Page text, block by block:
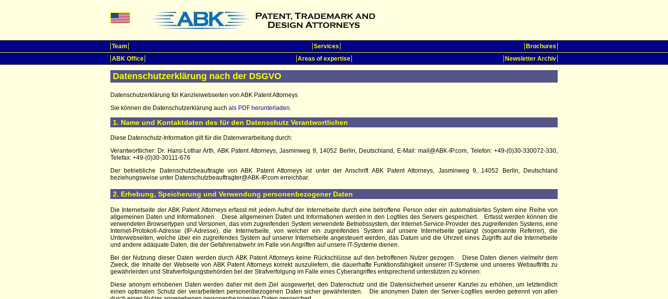
Team Services
Brochures
ABK Office
Areas of expertise Newsletter Archiv
Datenschutzerklärung nach der DSGVO
Datenschutzerklärung für Kanzleiwebseiten von ABK Patent Attorneys
Sie können die Datenschutzerklärung auch als PDF herunterladen.
1. Name und Kontaktdaten des für den Datenschutz Verantwortlichen
Diese Datenschutz-Information gilt für die Datenverarbeitung durch:
Verantwortlicher: Dr. Hans-Lothar Arth, ABK Patent Attorneys, Jasminweg 9, 14052 Berlin, Deutschland, E-Mail: mail@ABK-IP.com, Telefon: +49-(0)30-330072-330,
Telefax: +49-(0)30-30111-676
Der betriebliche Datenschutzbeauftragte von ABK Patent Attorneys ist unter der Anschrift ABK Patent Attorneys, Jasminweg 9, 14052 Berlin, Deutschland
beziehungsweise unter Datenschutzbeauftragter@ABK-IP.com erreichbar.
2. Erhebung, Speicherung und Verwendung personenbezogener Daten
Die Internetseite der ABK Patent Attorneys erfasst mit jedem Aufruf der Internetseite durch eine betroffene Person oder ein automatisiertes System eine Reihe von
allgemeinen Daten und Informationen.
Diese allgemeinen Daten und Informationen werden in den Logfiles des Servers gespeichert.
Erfasst werden können die
verwendeten Browsertypen und Versionen, das vom zugreifenden System verwendete Betriebssystem, der Internet-Service-Provider des zugreifenden Systems, eine
Internet-Protokoll-Adresse (IP-Adresse), die Internetseite, von welcher ein zugreifendes System auf unsere Internetseite gelangt (sogenannte Referrer), die
Unterwebseiten, welche über ein zugreifendes System auf unserer Internetseite angesteuert werden, das Datum und die Uhrzeit eines Zugriffs auf die Internetseite
und andere adäquate Daten, die der Gefahrenabwehr im Falle von Angriffen auf unsere IT-Systeme dienen.
Bei der Nutzung dieser Daten werden durch ABK Patent Attorneys keine Rückschlüsse auf den betroffenen Nutzer gezogen.
Diese Daten dienen vielmehr dem
Zweck, die Inhalte der Webseite von ABK Patent Attorneyskorrekt auszuliefern, die dauerhafte Funktionsfähigkeit unserer IT-Systeme und unseres Webauftritts zu
gewährleisten und Strafverfolgungsbehörden bei der Strafverfolgung im Falle eines Cyberangriffes entsprechend unterstützen zu können.
Diese anonym erhobenen Daten werden daher mit dem Ziel ausgewertet, den Datenschutz und die Datensicherheit unserer Kanzlei zu erhöhen, um letztendlich
einen optimalen Schutz der verarbeiteten personenbezogenen Daten sicher gewährleisten.
Die anonymen Daten der Server-Logfiles werden getrennt von allen